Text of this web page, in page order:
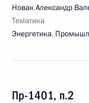
Новак Александр
Тематика
Энергетика,
Пр-1401, п.2